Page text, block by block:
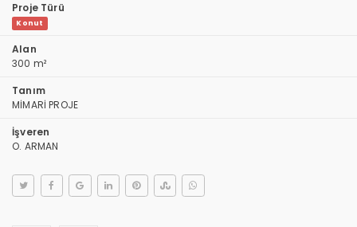
Proje Türü
Konut
Alan
300 m²
Tanım
MİMARİ PROJE
İşveren
O. ARMAN